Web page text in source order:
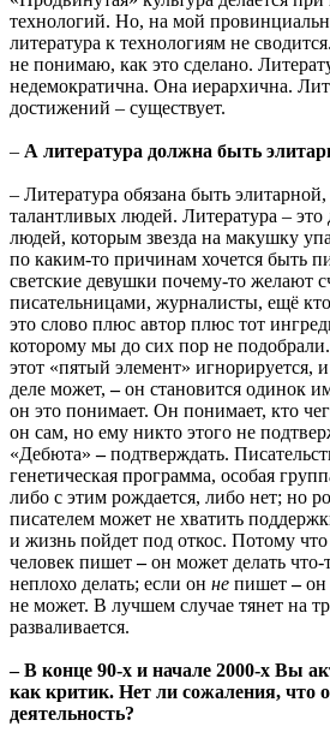
технологий. Но, на мой
литература к технологиям не
не понимаю, как это сделано.
недемократична. Она иерархична.
достижений – существует.
– А литература должна быть
– Литература обязана быть
талантливых людей. Литература – это
людей, которым звезда на макушку
по каким-то причинам хочется быть
светские девушки почему-то желают
писательницами, журналисты, ещё
это слово плюс автор плюс тот
которому мы до сих пор не
этот «пятый элемент» игнорируется,
деле может,–он становится одинок
он это понимает. Он понимает, кто
он сам, но ему никто этого не
«Дебюта»–подтверждать.
генетическая программа, особая
либо с этим рождается, либо нет; но
писателем может не хватить
и жизнь пойдет под откос. Потому
человек пишет–он может делать
неплохо делать; если он не пишет–он
не может. В лучшем случае тянет на
разваливается.
– В конце 90-х и начале 2000-х Вы
как критик. Нет ли сожаления, что
деятельность?